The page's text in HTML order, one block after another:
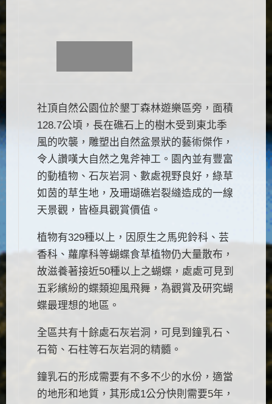
社頂自然公園位於墾丁森林遊樂區旁，面積
128.7公頃，長在礁石上的樹木受到東北季
風的吹襲，雕塑出自然盆景狀的藝術傑作，
令人讚嘆大自然之鬼斧神工。園內並有豐富
的動植物、石灰岩洞、數處視野良好，綠草
如茵的草生地，及珊瑚礁岩裂縫造成的一線
天景觀，皆極具觀賞價值。
植物有329種以上，因原生之馬兜鈴科、芸
香科、蘿摩科等蝴蝶食草植物仍大量散布，
故滋養著接近50種以上之蝴蝶，處處可見到
五彩繽紛的蝶類迎風飛舞，為觀賞及研究蝴
蝶最理想的地區。
全區共有十餘處石灰岩洞，可見到鐘乳石、
石筍、石柱等石灰岩洞的精髓。
鐘乳石的形成需要有不多不少的水份，適當
的地形和地質，其形成1公分快則需要5年，